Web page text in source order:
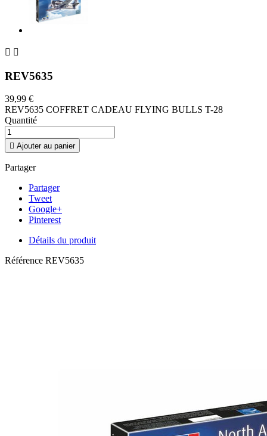
 
REV5635
39,99 €
REV5635 COFFRET CADEAU FLYING BULLS T-28
Quantité
 Ajouter au panier
Partager
Partager
Tweet
Google+
Pinterest
Détails du produit
Référence REV5635